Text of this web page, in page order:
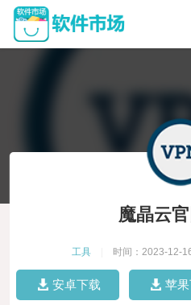
魔晶云
工具 时间：2023-12-
安卓下载 苹